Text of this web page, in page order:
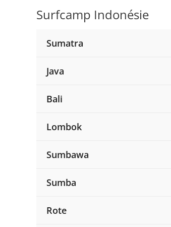
Surfcamp Indonésie
Sumatra
Java
Bali
Lombok
Sumbawa
Sumba
Rote